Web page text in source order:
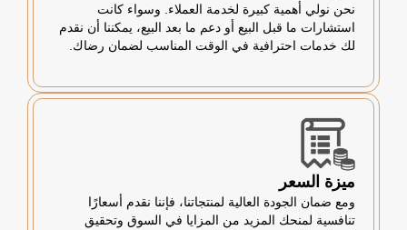
نحن نولي أهمية كبيرة لخدمة العملاء. وسواء كانت
استشارات ما قبل البيع أو دعم ما بعد البيع، يمكننا أن نقدم
لك خدمات احترافية في الوقت المناسب لضمان رضاك.
ميزة السعر
ومع ضمان الجودة العالية لمنتجاتنا، فإننا نقدم أسعارًا
تنافسية لمنحك المزيد من المزايا في السوق وتحقيق